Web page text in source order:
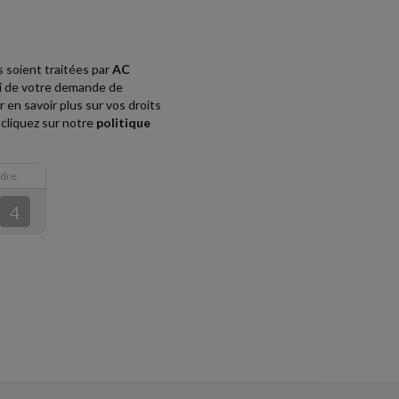
soient traitées parAC
votre demande de
en savoir plus sur vos droits
sur notre politique
4